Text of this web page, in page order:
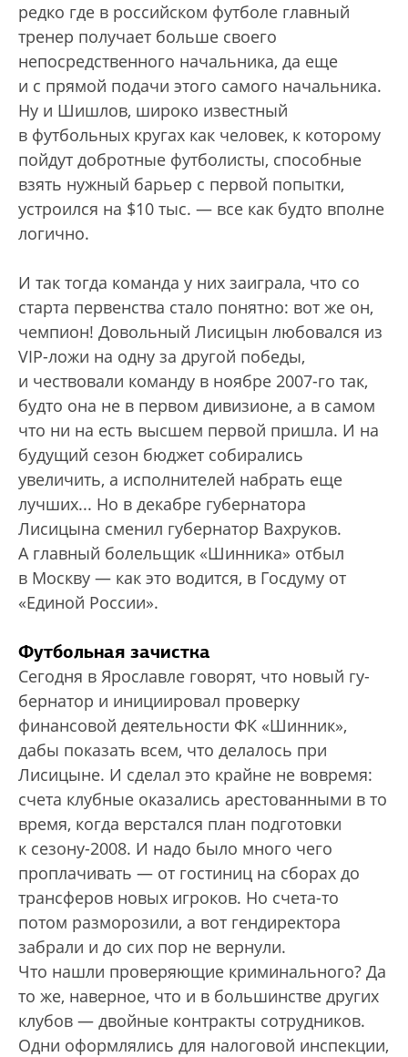
редко где в российском футболе главный
тренер получает больше своего
непосредственного начальника, да еще
и с прямой подачи этого самого начальника.
Ну и Шишлов, широко известный
в футбольных кругах как человек, к которому
пойдут добротные футболисты, способные
взять нужный барьер с первой попытки,
устроился на $10 тыс. — все как будто вполне
логично.
И так тогда команда у них заиграла, что со
старта первенства стало понятно: вот же он,
чемпион! Довольный Лисицын любовался из
VIP-ложи на одну за другой победы,
и чествовали команду в ноябре 2007-го так,
будто она не в первом дивизионе, а в самом
что ни на есть высшем первой пришла. И на
будущий сезон бюджет собирались
увеличить, а исполнителей набрать еще
лучших... Но в декабре губернатора
Лисицына сменил губернатор Вахруков.
А главный болельщик «Шинника» отбыл
в Москву — как это водится, в Госдуму от
«Единой России».
Футбольная зачистка
Сегодня в Ярославле говорят, что новый гу­
бернатор и инициировал проверку
финансовой деятельности ФК «Шинник»,
дабы показать всем, что делалось при
Лисицыне. И сделал это крайне не вовремя:
счета клубные оказались арестованными в то
время, когда верстался план подготовки
к сезону-2008. И надо было много чего
проплачивать — от гостиниц на сборах до
трансферов новых игроков. Но счета-то
потом разморозили, а вот гендиректора
забрали и до сих пор не вернули.
Что нашли проверяющие криминального? Да
то же, наверное, что и в большинстве других
клубов — двойные контракты сотрудников.
Одни оформлялись для налоговой инспекции,